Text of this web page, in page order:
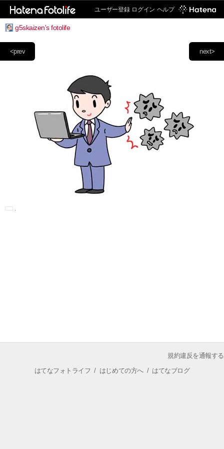
ユーザー登録 ログイン ヘルプ
g5skaizen's fotolife
next>
<prev
規約違反を通報する
はてなフォトライフ / はじめての方へ/ はてなブログ